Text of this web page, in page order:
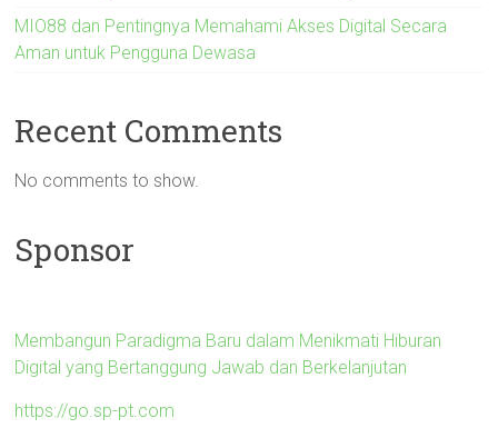
MIO88 dan Pentingnya Memahami Akses Digital Secara
Aman untuk Pengguna Dewasa
Recent Comments
No comments to show.
Sponsor
Membangun Paradigma Baru dalam Menikmati Hiburan
Digital yang Bertanggung Jawab dan Berkelanjutan
https://go.sp-pt.com